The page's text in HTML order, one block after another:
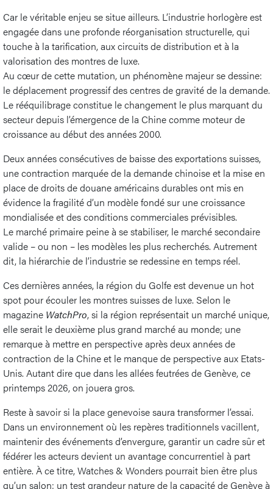
Car le véritable enjeu se situe ailleurs. L’industrie horlogère est
engagée dans une profonde réorganisation structurelle, qui
touche à la tarification, aux circuits de distribution et à la
valorisation des montres de luxe.
Au cœur de cette mutation, un phénomène majeur se dessine:
le déplacement progressif des centres de gravité de la demande.
Le rééquilibrage constitue le changement le plus marquant du
secteur depuis l’émergence de la Chine comme moteur de
croissance au début des années 2000.
Deux années consécutives de baisse des exportations suisses,
une contraction marquée de la demande chinoise et la mise en
place de droits de douane américains durables ont mis en
évidence la fragilité d’un modèle fondé sur une croissance
mondialisée et des conditions commerciales prévisibles.
Le marché primaire peine à se stabiliser, le marché secondaire
valide – ou non – les modèles les plus recherchés. Autrement
dit, la hiérarchie de l’industrie se redessine en temps réel.
Ces dernières années, la région du Golfe est devenue un hot
spot pour écouler les montres suisses de luxe. Selon le
magazine WatchPro, si la région représentait un marché unique,
elle serait le deuxième plus grand marché au monde; une
remarque à mettre en perspective après deux années de
contraction de la Chine et le manque de perspective aux Etats-
Unis. Autant dire que dans les allées feutrées de Genève, ce
printemps 2026, on jouera gros.
Reste à savoir si la place genevoise saura transformer l’essai.
Dans un environnement où les repères traditionnels vacillent,
maintenir des événements d’envergure, garantir un cadre sûr et
fédérer les acteurs devient un avantage concurrentiel à part
entière. À ce titre, Watches & Wonders pourrait bien être plus
qu’un salon: un test grandeur nature de la capacité de Genève à